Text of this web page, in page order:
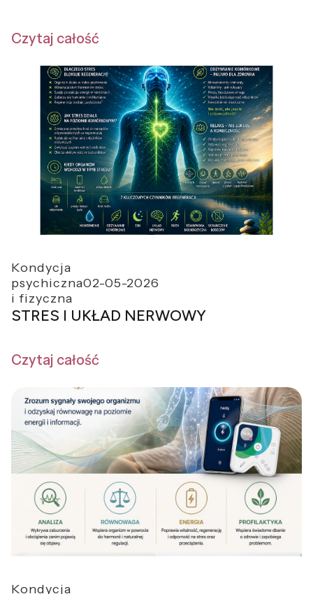
Czytaj całość
Kondycja
psychiczna
i fizyczna
02-05-2026
STRES I UKŁAD NERWOWY
Czytaj całość
Kondycja